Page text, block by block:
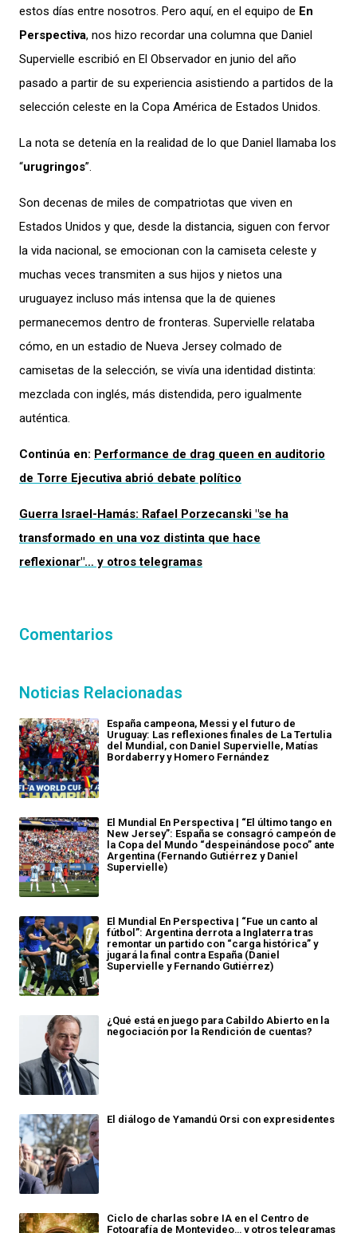
estos días entre nosotros. Pero aquí, en el equipo de En
Perspectiva, nos hizo recordar una columna que Daniel
Supervielle escribió en El Observador en junio del año
pasado a partir de su experiencia asistiendo a partidos de la
selección celeste en la Copa América de Estados Unidos.
La nota se detenía en la realidad de lo que Daniel llamaba los
“urugringos”.
Son decenas de miles de compatriotas que viven en
Estados Unidos y que, desde la distancia, siguen con fervor
la vida nacional, se emocionan con la camiseta celeste y
muchas veces transmiten a sus hijos y nietos una
uruguayez incluso más intensa que la de quienes
permanecemos dentro de fronteras. Supervielle relataba
cómo, en un estadio de Nueva Jersey colmado de
camisetas de la selección, se vivía una identidad distinta:
mezclada con inglés, más distendida, pero igualmente
auténtica.
Continúa en: Performance de drag queen en auditorio
de Torre Ejecutiva abrió debate político
Guerra Israel-Hamás: Rafael Porzecanski "se ha
transformado en una voz distinta que hace
reflexionar"… y otros telegramas
Comentarios
Noticias Relacionadas
España campeona, Messi y el futuro de
Uruguay: Las reflexiones finales de La Tertulia
del Mundial, con Daniel Supervielle, Matías
Bordaberry y Homero Fernández
El Mundial En Perspectiva | “El último tango en
New Jersey”: España se consagró campeón de
la Copa del Mundo “despeinándose poco” ante
Argentina (Fernando Gutiérrez y Daniel
Supervielle)
El Mundial En Perspectiva | “Fue un canto al
fútbol”: Argentina derrota a Inglaterra tras
remontar un partido con “carga histórica” y
jugará la final contra España (Daniel
Supervielle y Fernando Gutiérrez)
¿Qué está en juego para Cabildo Abierto en la
negociación por la Rendición de cuentas?
El diálogo de Yamandú Orsi con expresidentes
Ciclo de charlas sobre IA en el Centro de
Fotografía de Montevideo… y otros telegramas